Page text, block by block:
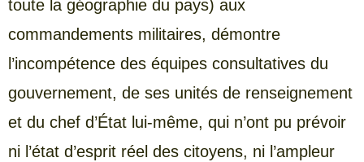
toute la géographie du pays) aux
commandements militaires, démontre
l’incompétence des équipes consultatives du
gouvernement, de ses unités de renseignement
et du chef d’État lui-même, qui n’ont pu prévoir
ni l’état d’esprit réel des citoyens, ni l’ampleur